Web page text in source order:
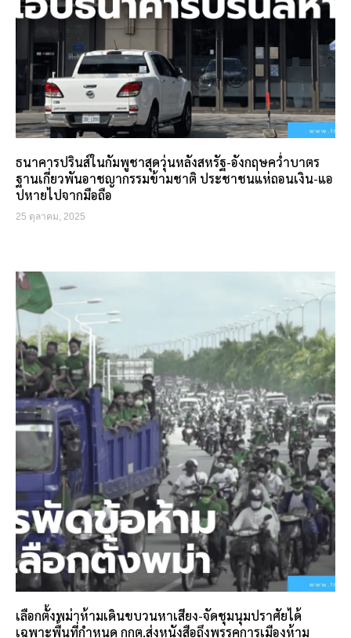
ธนาคารปรินส์ในกัมพูชาสุดวุ่นหลังสหรัฐ-อังกฤษคว่ำบาตร
ฐานเกี่ยวพันอาชญากรรมข้ามชาติ ประชาชนแห่ถอนเงิน-แอ
ปหายไปจากมือถือ
25 ตุลาคม, 2025
เลือกตั้งพม่าห้ามเดินขบวนหาเสียง-จัดชุมนุมปราศัยได้
เฉพาะพื้นที่กำหนด กกต.ส่งหนังสือถึงพรรคการเมืองห้าม